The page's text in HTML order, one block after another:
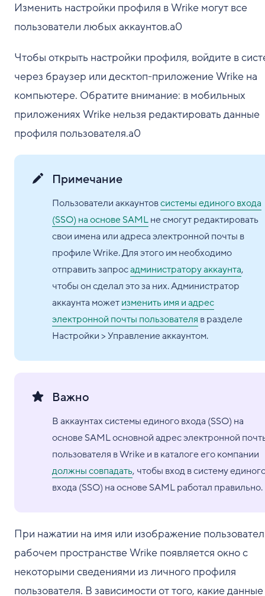
Изменить настройки профиля в Wrike могут все
пользователи любых аккаунтов.a0
Чтобы открыть настройки профиля, войдите в
через браузер или десктоп-приложение Wrike на
компьютере. Обратите внимание: в мобильных
приложениях Wrike нельзя редактировать данные
профиля пользователя.a0
Примечание
Пользователи аккаунтовсистемы единого входа
(SSO) на основе SAMLне смогут редактировать
свои имена или адреса электронной почты в
профиле Wrike. Для этого им необходимо
отправить запросадминистратору аккаунта,
чтобы он сделал это за них. Администратор
аккаунта можетизменить имя и адрес
электронной почты пользователя в разделе
Настройки > Управление аккаунтом.
Важно
В аккаунтах системы единого входа (SSO) на
основе SAML основной адрес электронной
пользователя в Wrike и в каталоге его компании
должны совпадать, чтобы вход в систему
входа (SSO) на основе SAML работал правильно.
При нажатии на имя или изображение
рабочем пространстве Wrike появляется окно с
некоторыми сведениями из личного профиля
пользователя. В зависимости от того, какие данные